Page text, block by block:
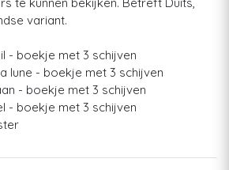
variant.
- boekje met 3 schijven
lune - boekje met 3 schijven
- boekje met 3 schijven
- boekje met 3 schijven